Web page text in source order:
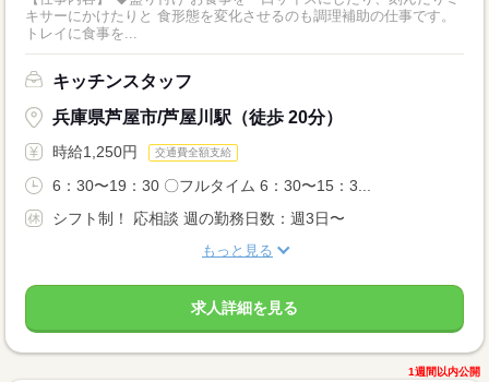
キサーにかけたりと 食形態を変化させるのも調理補助の仕事です。
トレイに食事を...
キッチンスタッフ
兵庫県芦屋市/芦屋川駅（徒歩 20分）
時給1,250円 交通費全額支給
6：30〜19：30 〇フルタイム 6：30〜15：3...
シフト制！ 応相談 週の勤務日数：週3日〜
もっと見る
求人詳細を見る
1週間以内公開